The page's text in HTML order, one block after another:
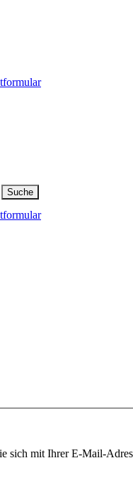
Suche
sich mit Ihrer E-Mail-